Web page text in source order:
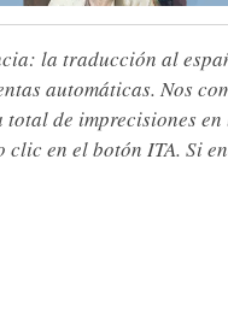
la traducción al
automáticas. Nos
total de imprecisiones
clic en el botón ITA. Si